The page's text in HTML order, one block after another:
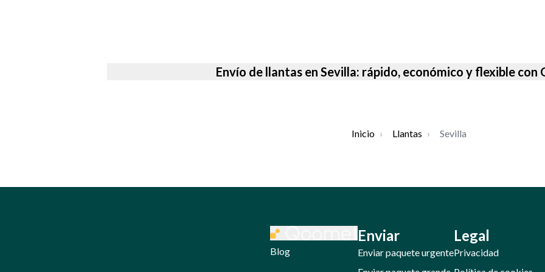
Envío de llantas en Sevilla: rápido, económico y flexible con
Inicio › Llantas › Sevilla
Blog
Enviar
Enviar paquete urgente
Legal
Privacidad